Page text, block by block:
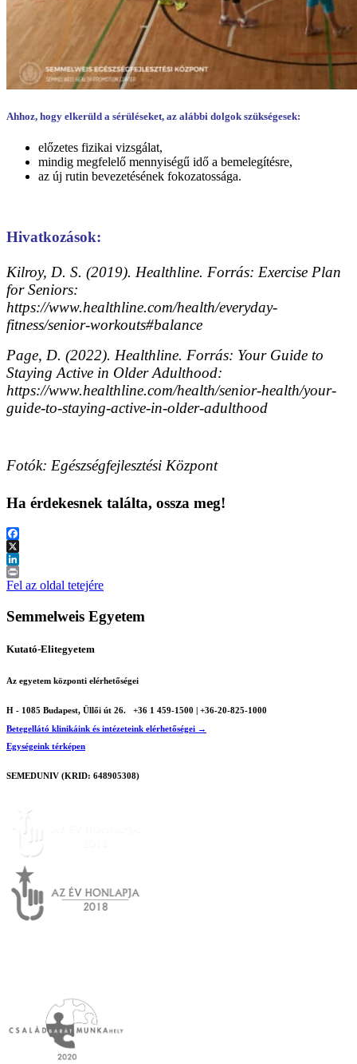
Ahhoz, hogy elkerüld a sérüléseket, az alábbi dolgok szükségesek:
előzetes fizikai vizsgálat,
mindig megfelelő mennyiségű idő a bemelegítésre,
az új rutin bevezetésének fokozatossága.
Hivatkozások:
Kilroy, D. S. (2019). Healthline. Forrás: Exercise Plan
for Seniors:
https://www.healthline.com/health/everyday-
fitness/senior-workouts#balance
Page, D. (2022). Healthline. Forrás: Your Guide to
Staying Active in Older Adulthood:
https://www.healthline.com/health/senior-health/your-
guide-to-staying-active-in-older-adulthood
Fotók: Egészségfejlesztési Központ
Ha érdekesnek találta, ossza meg!
Facebook
X
LinkedIn
Print
Fel az oldal tetejére
Semmelweis Egyetem
Kutató-Elitegyetem
Az egyetem központi elérhetőségei
H - 1085 Budapest, Üllői út 26.
+36 1 459-1500 | +36-20-825-1000
Betegellátó klinikáink és intézeteink elérhetőségei →
Egységeink térképen
SEMEDUNIV (KRID: 648905308)